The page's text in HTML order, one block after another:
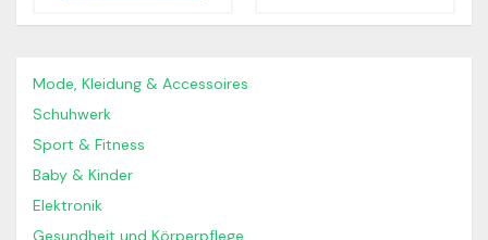
Mode, Kleidung & Accessoires
Schuhwerk
Sport & Fitness
Baby & Kinder
Elektronik